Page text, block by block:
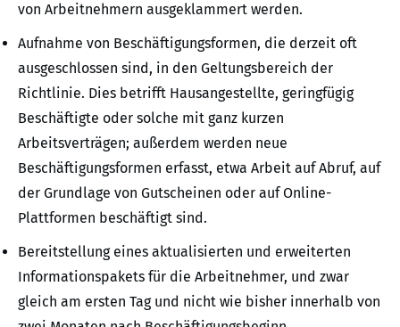
von Arbeitnehmern ausgeklammert werden.
Aufnahme von Beschäftigungsformen, die derzeit oft
ausgeschlossen sind, in den Geltungsbereich der
Richtlinie. Dies betrifft Hausangestellte, geringfügig
Beschäftigte oder solche mit ganz kurzen
Arbeitsverträgen; außerdem werden neue
Beschäftigungsformen erfasst, etwa Arbeit auf Abruf, auf
der Grundlage von Gutscheinen oder auf Online-
Plattformen beschäftigt sind.
Bereitstellung eines aktualisierten und erweiterten
Informationspakets für die Arbeitnehmer, und zwar
gleich am ersten Tag und nicht wie bisher innerhalb von